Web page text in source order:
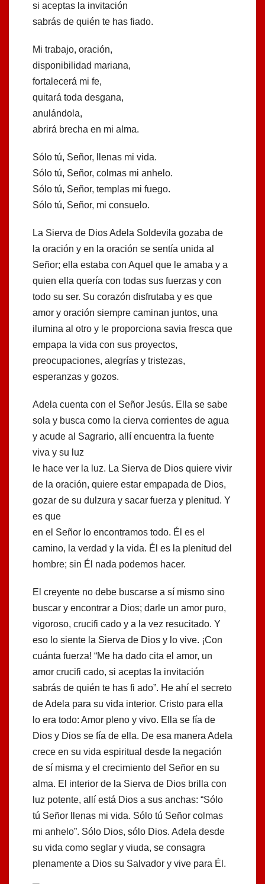
si aceptas la invitación
sabrás de quién te has fiado.
Mi trabajo, oración,
disponibilidad mariana,
fortalecerá mi fe,
quitará toda desgana,
anulándola,
abrirá brecha en mi alma.
Sólo tú, Señor, llenas mi vida.
Sólo tú, Señor, colmas mi anhelo.
Sólo tú, Señor, templas mi fuego.
Sólo tú, Señor, mi consuelo.
La Sierva de Dios Adela Soldevila gozaba de
la oración y en la oración se sentía unida al
Señor; ella estaba con Aquel que le amaba y a
quien ella quería con todas sus fuerzas y con
todo su ser. Su corazón disfrutaba y es que
amor y oración siempre caminan juntos, una
ilumina al otro y le proporciona savia fresca que
empapa la vida con sus proyectos,
preocupaciones, alegrías y tristezas,
esperanzas y gozos.
Adela cuenta con el Señor Jesús. Ella se sabe
sola y busca como la cierva corrientes de agua
y acude al Sagrario, allí encuentra la fuente
viva y su luz
le hace ver la luz. La Sierva de Dios quiere vivir
de la oración, quiere estar empapada de Dios,
gozar de su dulzura y sacar fuerza y plenitud. Y
es que
en el Señor lo encontramos todo. Él es el
camino, la verdad y la vida. Él es la plenitud del
hombre; sin Él nada podemos hacer.
El creyente no debe buscarse a sí mismo sino
buscar y encontrar a Dios; darle un amor puro,
vigoroso, crucifi cado y a la vez resucitado. Y
eso lo siente la Sierva de Dios y lo vive. ¡Con
cuánta fuerza! “Me ha dado cita el amor, un
amor crucifi cado, si aceptas la invitación
sabrás de quién te has fi ado”. He ahí el secreto
de Adela para su vida interior. Cristo para ella
lo era todo: Amor pleno y vivo. Ella se fía de
Dios y Dios se fía de ella. De esa manera Adela
crece en su vida espiritual desde la negación
de sí misma y el crecimiento del Señor en su
alma. El interior de la Sierva de Dios brilla con
luz potente, allí está Dios a sus anchas: “Sólo
tú Señor llenas mi vida. Sólo tú Señor colmas
mi anhelo”. Sólo Dios, sólo Dios. Adela desde
su vida como seglar y viuda, se consagra
plenamente a Dios su Salvador y vive para Él.